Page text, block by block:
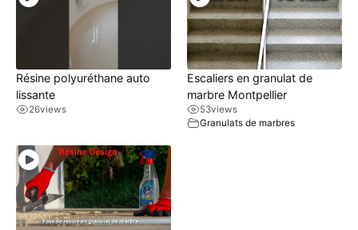
Résine polyuréthane auto
lissante
26views
Escaliers en granulat de
marbre Montpellier
53views
Granulats de marbres